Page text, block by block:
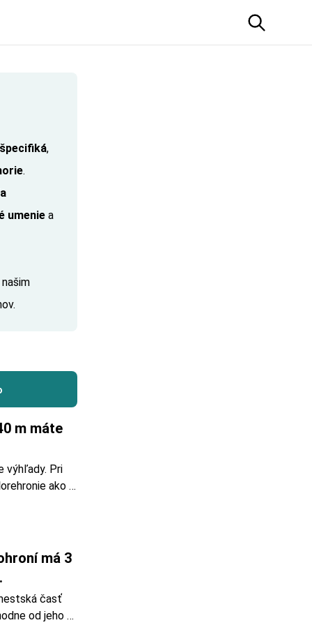
,
.
umenie a
m máte
výhľady. Pri
ako
planinu a
má 3
časť
od jeho